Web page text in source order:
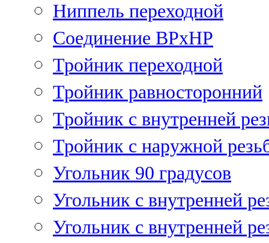
Ниппель переходной
Соединение ВРхНР
Тройник переходной
Тройник равносторонний
Тройник с внутренней
Тройник с наружной
Угольник 90 градусов
Угольник c внутренней
Угольник с внутренней